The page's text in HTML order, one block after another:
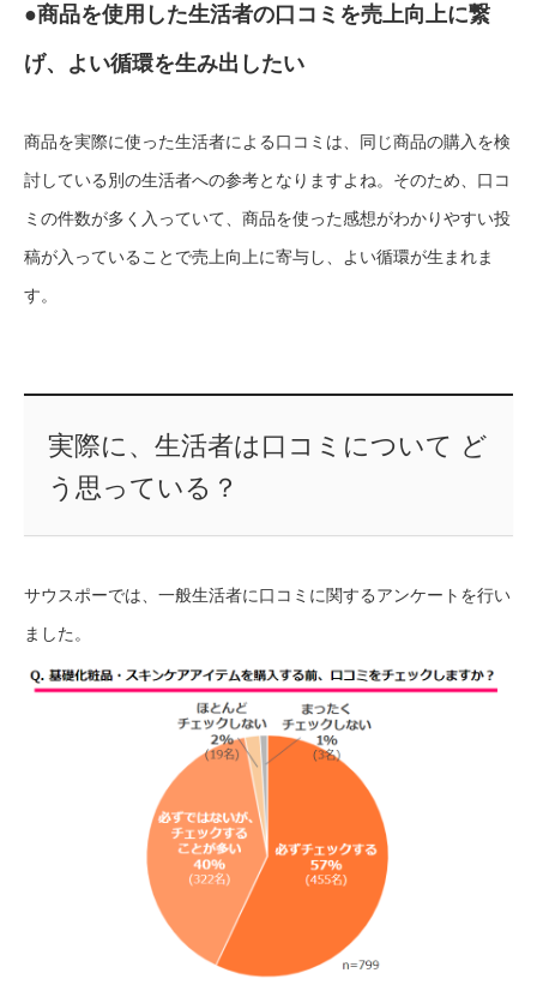
●商品を使用した生活者の口コミを売上向上に繋
げ、よい循環を生み出したい
商品を実際に使った生活者による口コミは、同じ商品の購入を検
討している別の生活者への参考となりますよね。そのため、口コ
ミの件数が多く入っていて、商品を使った感想がわかりやすい投
稿が入っていることで売上向上に寄与し、よい循環が生まれま
す。
実際に、生活者は口コミについて ど
う思っている？
サウスポーでは、一般生活者に口コミに関するアンケートを行い
ました。